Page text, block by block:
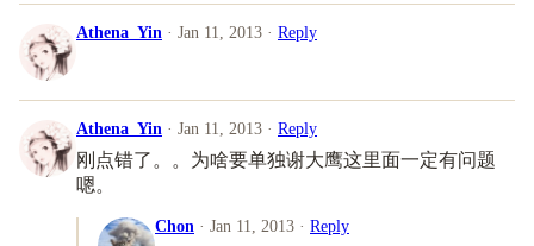
Athena_Yin · Jan 11, 2013 · Reply
Athena_Yin · Jan 11, 2013 · Reply
刚点错了。。为啥要单独谢大鹰这里面一定有问题
嗯。
Chon · Jan 11, 2013 · Reply